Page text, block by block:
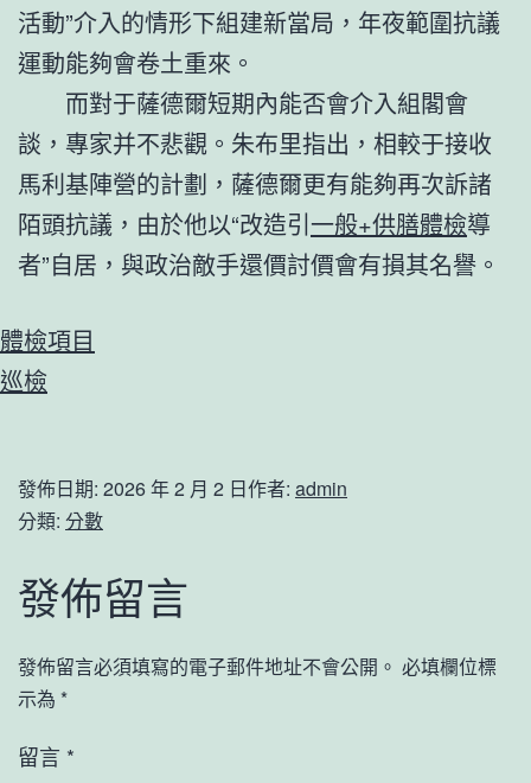
活動”介入的情形下組建新當局，年夜範圍抗議
運動能夠會卷土重來。
而對于薩德爾短期內能否會介入組閣會
談，專家并不悲觀。朱布里指出，相較于接收
馬利基陣營的計劃，薩德爾更有能夠再次訴諸
陌頭抗議，由於他以“改造引一般+供膳體檢導
者”自居，與政治敵手還價討價會有損其名譽。
體檢項目
巡檢
發佈日期: 2026 年 2 月 2 日作者: admin
分類: 分數
發佈留言
發佈留言必須填寫的電子郵件地址不會公開。 必填欄位標
示為 *
留言 *